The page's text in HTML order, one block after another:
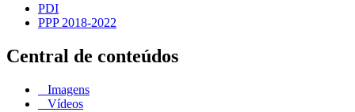
PDI
PPP 2018-2022
Central de conteúdos
Imagens
Vídeos